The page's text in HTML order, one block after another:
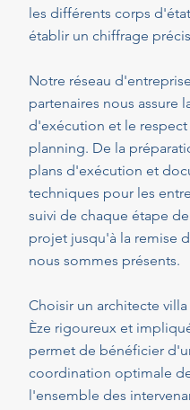
les différents corps
établir un chiffrage
Notre réseau
partenaires nous assure
d'exécution et le respect
planning. De la
plans d'exécution et
techniques pour les
suivi de chaque étape
projet jusqu'à la remise
nous sommes présents.
Choisir un architecte villa
Èze rigoureux et
permet de bénéficier
coordination optimale
l'ensemble des